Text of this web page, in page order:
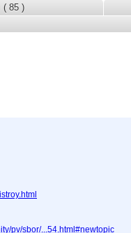
( 85 )
pv/sbor/...54.html#newtopic